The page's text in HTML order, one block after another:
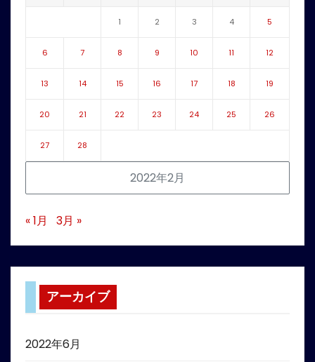
2022年2月
1 2 3 4 5
6 7 8 9 10 11 12
13 14 15 16 17 18 19
20 21 22 23 24 25 26
27 28
« 1月 3月 »
アーカイブ
2022年6月